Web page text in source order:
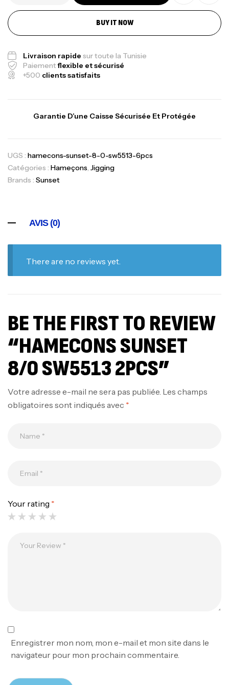
BUY IT NOW
Livraison rapide sur toute la Tunisie
Paiementflexible et sécurisé
+500 clients satisfaits
Garantie D’une Caisse Sécurisée Et Protégée
UGS : hamecons-sunset-8-0-sw5513-6pcs
Catégories : Hameçons, Jigging
Brands : Sunset
AVIS (0)
There are no reviews yet.
BE THE FIRST TO REVIEW
“HAMECONS SUNSET
8/0 SW5513 2PCS”
Votre adresse e-mail ne sera pas publiée. Les champs
obligatoires sont indiqués avec *
Your rating *
Enregistrer mon nom, mon e-mail et mon site dans le
navigateur pour mon prochain commentaire.
1.83m 120/250gr 30kg
Bagagerie
د.ت
د.ت378,000